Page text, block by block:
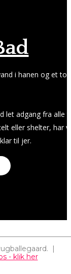
i hanen og et
let adgang fra alle
eller shelter, har
til jer.
|
- klik her